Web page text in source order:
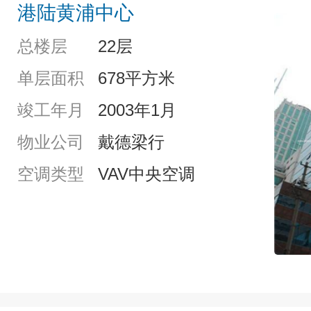
港陆黄浦中心
总楼层
22层
单层面积
678平方米
竣工年月
2003年1月
物业公司
戴德梁行
空调类型
VAV中央空调